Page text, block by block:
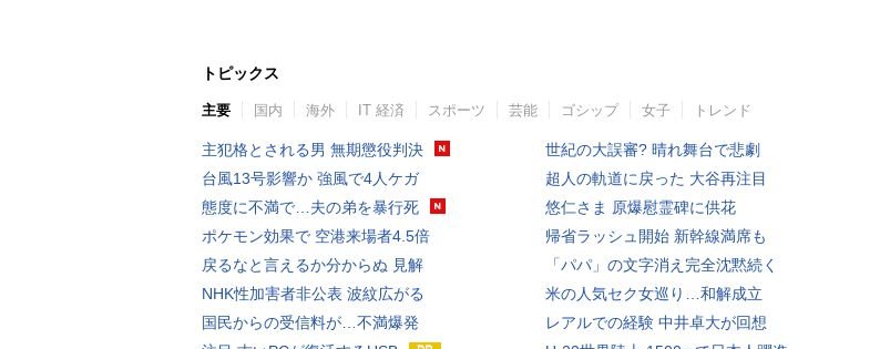
トピックス
主要 国内 海外 IT 経済 スポーツ 芸能 ゴシップ 女子 トレンド
主犯格とされる男 無期懲役判決
台風13号影響か 強風で4人ケガ
態度に不満で…夫の弟を暴行死
ポケモン効果で 空港来場者4.5倍
戻るなと言えるか分からぬ 見解
NHK性加害者非公表 波紋広がる
国民からの受信料が…不満爆発
世紀の大誤審? 晴れ舞台で悲劇
超人の軌道に戻った 大谷再注目
悠仁さま 原爆慰霊碑に供花
帰省ラッシュ開始 新幹線満席も
「パパ」の文字消え完全沈黙続く
米の人気セク女巡り…和解成立
レアルでの経験 中井卓大が回想